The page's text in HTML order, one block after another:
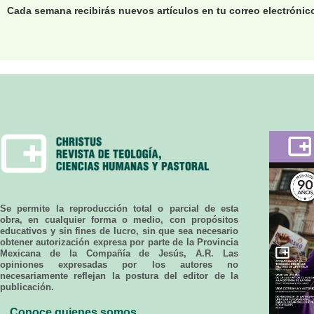
Cada semana recibirás nuevos artículos en tu correo
Se permite la reproducción total o parcial de esta
obra, en cualquier forma o medio, con propósitos
educativos y sin fines de lucro, sin que sea necesario
obtener autorización expresa por parte de la Provincia
Mexicana de la Compañía de Jesús, A.R. Las
opiniones expresadas por los autores no
necesariamente reflejan la postura del editor de la
publicación.